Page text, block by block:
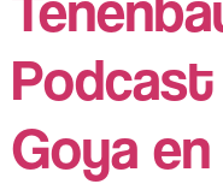
Podcast
Goya